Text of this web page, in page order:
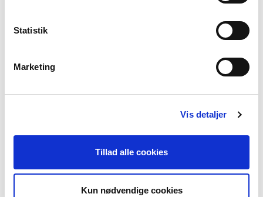
Statistik
Marketing
Vis detaljer
Tillad alle cookies
Kun nødvendige cookies
Varmepumper
Varmepumper til sommerhuse
Billedbank
Persondatapolitik